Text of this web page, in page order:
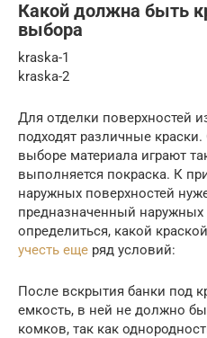
Какой должна быть
выбора
kraska-1
kraska-2
Для отделки поверхностей
подходят различные
выборе материала играют
выполняется покраска. К
наружных поверхностей
предназначенный наружных
определиться, какой
учесть еще ряд условий:
После вскрытия банки под
емкость, в ней не должно
комков, так как